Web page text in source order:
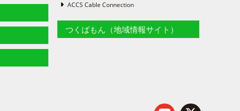
ACCS Cable Connection
つくばもん（地域情報サイト）